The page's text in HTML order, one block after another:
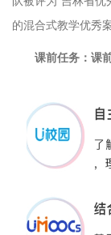
的混合式教学优秀
课前任务：课